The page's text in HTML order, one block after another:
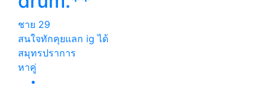
ชาย 29
สนใจทักคุยแลก ig ได้
สมุทรปราการ
หาคู่